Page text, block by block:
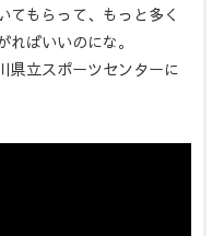
てもらって、もっと多く
ばいいのにな。
県立スポーツセンターに